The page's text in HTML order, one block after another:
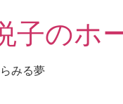
子のホ
みる夢